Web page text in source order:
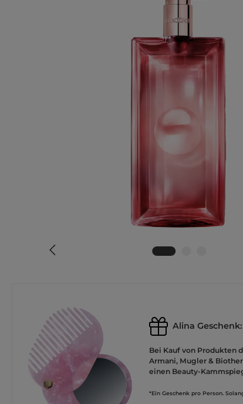
Alina
Bei Kauf von Produkten
Armani, Mugler &
einen Beauty-
*Ein Geschenk pro Person.